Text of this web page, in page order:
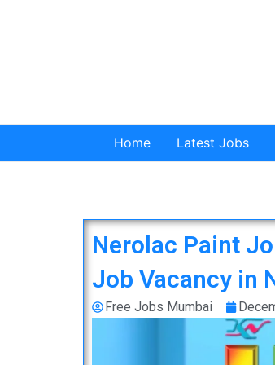
Home Latest Jobs
Nerolac Paint
Job Vacancy in
Free Jobs Mumbai